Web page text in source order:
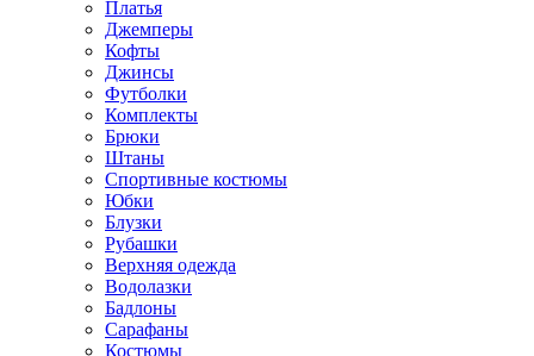
Платья
Джемперы
Кофты
Джинсы
Футболки
Комплекты
Брюки
Штаны
Спортивные костюмы
Юбки
Блузки
Рубашки
Верхняя одежда
Водолазки
Бадлоны
Сарафаны
Костюмы